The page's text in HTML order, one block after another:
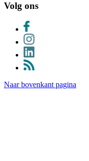
Volg ons
Naar bovenkant pagina